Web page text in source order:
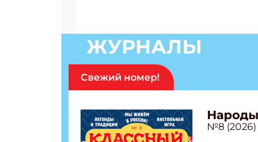
ЖУРНАЛЫ
Свежий номер!
№8 (2026)